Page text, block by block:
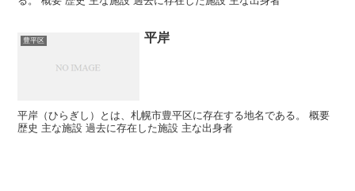
豊平区 平岸
平岸（ひらぎし）とは、札幌市豊平区に存在する地名である。 概要
歴史 主な施設 過去に存在した施設 主な出身者